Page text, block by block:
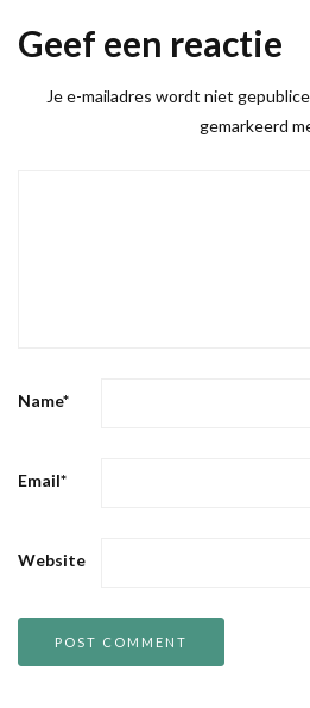
Geef een reactie
Je e-mailadres wordt niet
gemarkeerd
Name*
Email*
Website